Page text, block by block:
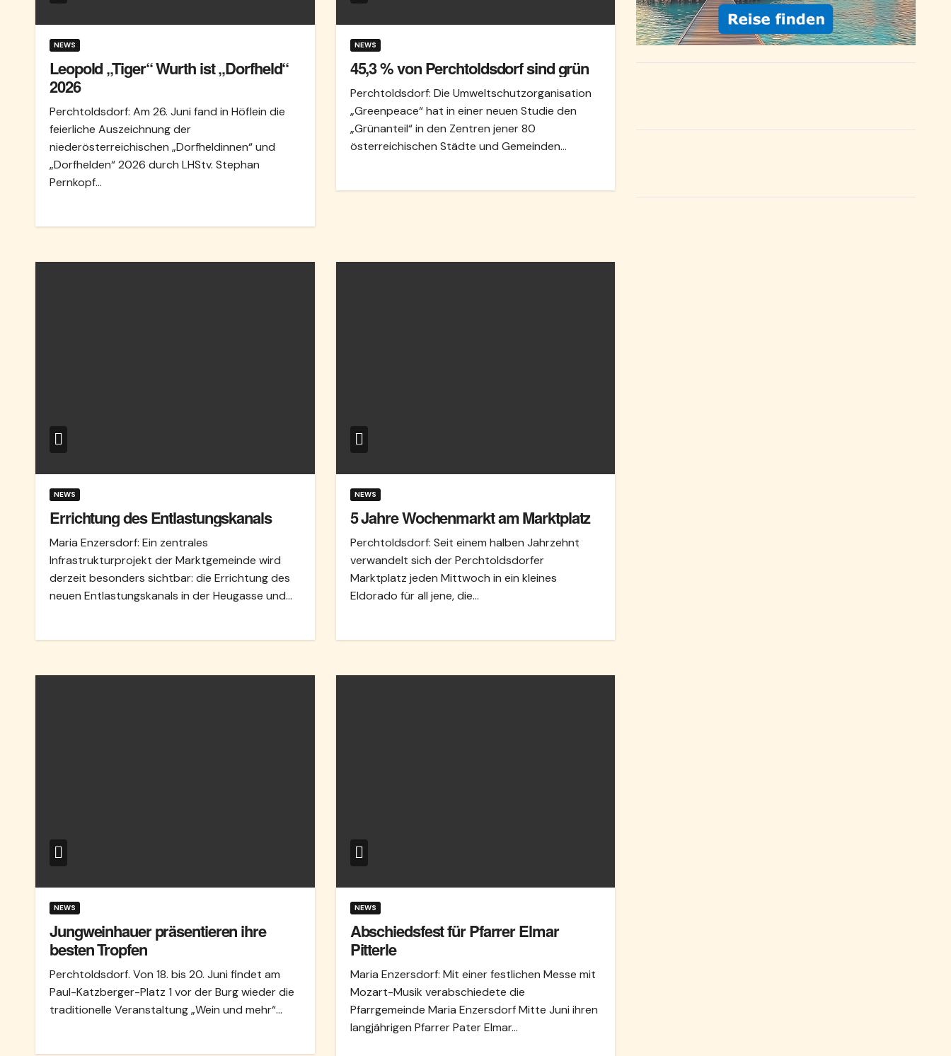
NEWS
Leopold „Tiger“ Wurth ist „Dorfheld“
2026
Perchtoldsdorf: Am 26. Juni fand in Höflein die
feierliche Auszeichnung der
niederösterreichischen „Dorfheldinnen“ und
„Dorfhelden“ 2026 durch LHStv. Stephan
Pernkopf…
NEWS
45,3 % von Perchtoldsdorf sind grün
Perchtoldsdorf: Die Umweltschutzorganisation
„Greenpeace“ hat in einer neuen Studie den
„Grünanteil“ in den Zentren jener 80
österreichischen Städte und Gemeinden…
NEWS
Errichtung des Entlastungskanals
Maria Enzersdorf: Ein zentrales
Infrastrukturprojekt der Marktgemeinde wird
derzeit besonders sichtbar: die Errichtung des
neuen Entlastungskanals in der Heugasse und…
NEWS
5 Jahre Wochenmarkt am Marktplatz
Perchtoldsdorf: Seit einem halben Jahrzehnt
verwandelt sich der Perchtoldsdorfer
Marktplatz jeden Mittwoch in ein kleines
Eldorado für all jene, die…
NEWS
Jungweinhauer präsentieren ihre
besten Tropfen
Perchtoldsdorf. Von 18. bis 20. Juni findet am
Paul-Katzberger-Platz 1 vor der Burg wieder die
traditionelle Veranstaltung „Wein und mehr“…
NEWS
Abschiedsfest für Pfarrer Elmar
Pitterle
Maria Enzersdorf: Mit einer festlichen Messe mit
Mozart-Musik verabschiedete die
Pfarrgemeinde Maria Enzersdorf Mitte Juni ihren
langjährigen Pfarrer Pater Elmar…